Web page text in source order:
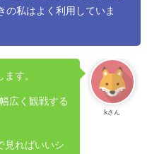
の私はよく利用していま
kさん
す。
広く観戦する
見ればいいシ